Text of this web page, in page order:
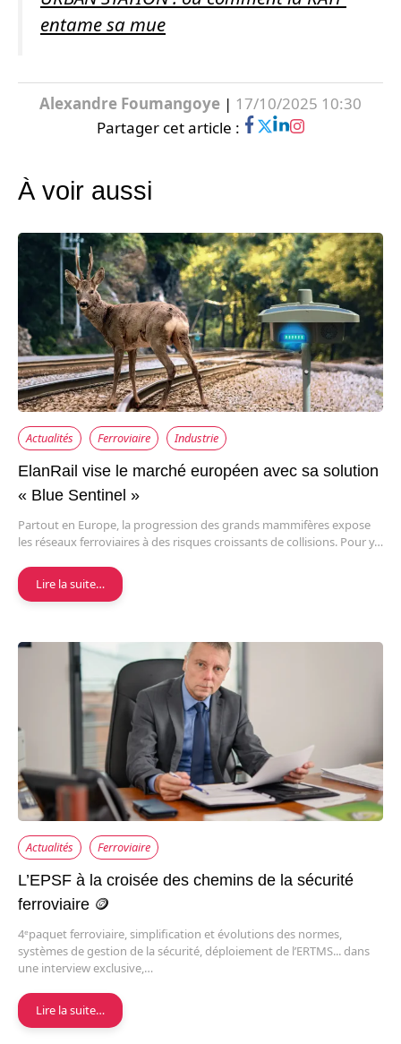
entame sa mue
Alexandre Foumangoye | 17/10/2025 10:30
Partager cet article :
À voir aussi
Actualités Ferroviaire Industrie
ElanRail vise le marché européen avec sa solution
« Blue Sentinel »
Partout en Europe, la progression des grands mammifères expose
les réseaux ferroviaires à des risques croissants de collisions. Pour y…
Lire la suite…
Actualités Ferroviaire
L’EPSF à la croisée des chemins de la sécurité
ferroviaire 🪙
4ᵉpaquet ferroviaire, simplification et évolutions des normes,
systèmes de gestion de la sécurité, déploiement de l’ERTMS... dans
une interview exclusive,…
Lire la suite…